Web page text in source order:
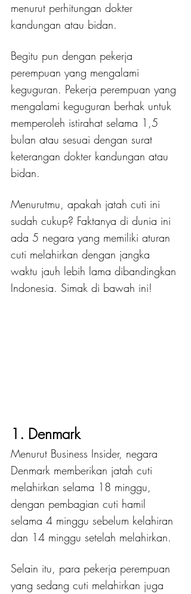
menurut perhitungan dokter
kandungan atau bidan.
Begitu pun dengan pekerja
perempuan yang mengalami
keguguran. Pekerja perempuan yang
mengalami keguguran berhak untuk
memperoleh istirahat selama 1,5
bulan atau sesuai dengan surat
keterangan dokter kandungan atau
bidan.
Menurutmu, apakah jatah cuti ini
sudah cukup? Faktanya di dunia ini
ada 5 negara yang memiliki aturan
cuti melahirkan dengan jangka
waktu jauh lebih lama dibandingkan
Indonesia. Simak di bawah ini!
1. Denmark
Menurut Business Insider, negara
Denmark memberikan jatah cuti
melahirkan selama 18 minggu,
dengan pembagian cuti hamil
selama 4 minggu sebelum kelahiran
dan 14 minggu setelah melahirkan.
Selain itu, para pekerja perempuan
yang sedang cuti melahirkan juga